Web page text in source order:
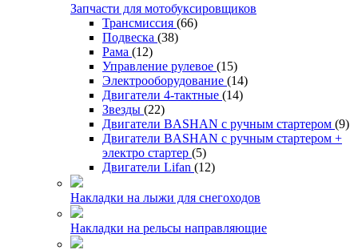
Запчасти для мотобуксировщиков
Трансмиссия (66)
Подвеска (38)
Рама (12)
Управление рулевое (15)
Электрооборудование (14)
Двигатели 4-тактные (14)
Звезды (22)
Двигатели BASHAN с ручным стартером (9)
Двигатели BASHAN с ручным стартером +
электро стартер (5)
Двигатели Lifan (12)
Накладки на лыжи для снегоходов
Накладки на рельсы направляющие